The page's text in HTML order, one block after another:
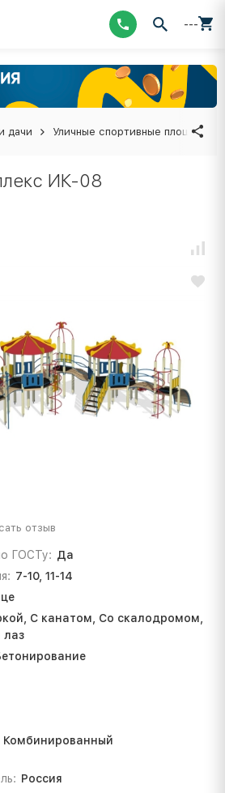
---
дачи Уличные спортивные площадки
ИК-08
отзыв
ГОСТу: Да
7-10, 11-14
С канатом, Со скалодромом,
лаз
Комбинированный
Россия